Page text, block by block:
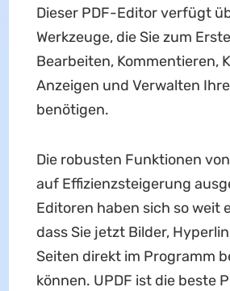
Dieser PDF-Editor verfügt
Werkzeuge, die Sie zum
Bearbeiten, Kommentieren,
Anzeigen und Verwalten
benötigen.
Die robusten Funktionen
auf Effizienzsteigerung
Editoren haben sich so weit
dass Sie jetzt Bilder,
Seiten direkt im Programm
können. UPDF ist die beste